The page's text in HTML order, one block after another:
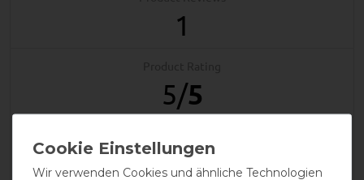
1
5/5
product experience
Wir verwenden Cookies und ähnliche Technologien